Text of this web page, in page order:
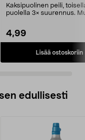
Kaksipuolinen peili,
puolella 3× suurennus.
4,99
Lisää ostoskoriin
edullisesti